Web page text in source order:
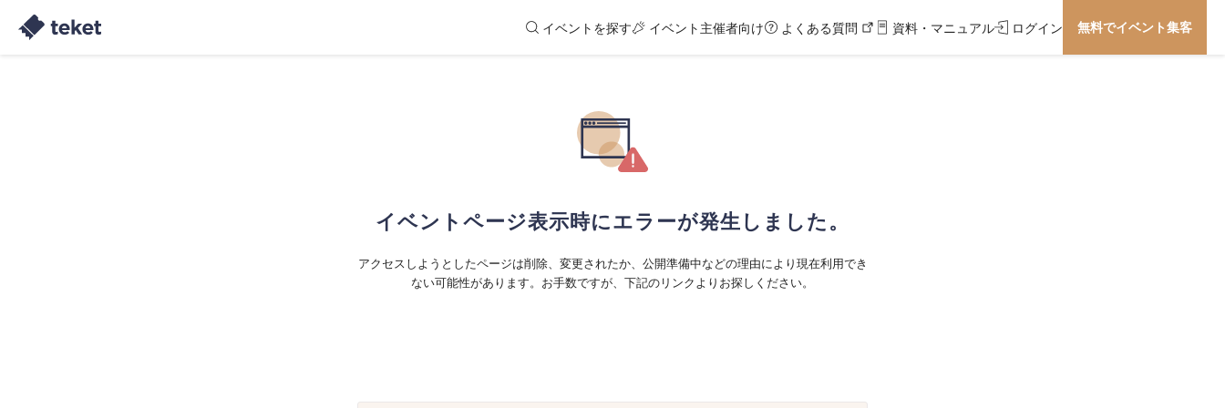
イベントを探す イベント主催者向け よくある質問 資料・マニュアル ログイン 無料でイベント集客
イベントページ表示時にエラーが発生しました。
アクセスしようとしたページは削除、変更されたか、公開準備中などの理由により現在利用でき
ない可能性があります。お手数ですが、下記のリンクよりお探しください。